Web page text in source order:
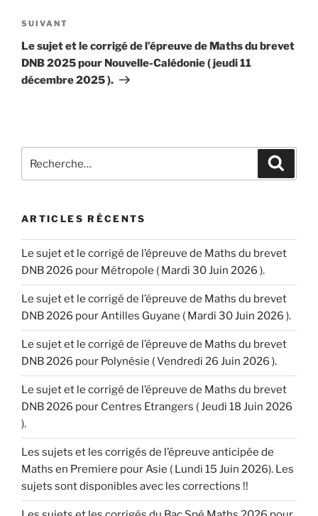
Article
suivant
SUIVANT
Le sujet et le corrigé de l’épreuve de Maths du brevet
DNB 2025 pour Nouvelle-Calédonie ( jeudi 11
décembre 2025 ).
pour
ARTICLES RÉCENTS
Le sujet et le corrigé de l’épreuve de Maths du brevet
DNB 2026 pour Métropole ( Mardi 30 Juin 2026 ).
Le sujet et le corrigé de l’épreuve de Maths du brevet
DNB 2026 pour Antilles Guyane ( Mardi 30 Juin 2026 ).
Le sujet et le corrigé de l’épreuve de Maths du brevet
DNB 2026 pour Polynésie ( Vendredi 26 Juin 2026 ).
Le sujet et le corrigé de l’épreuve de Maths du brevet
DNB 2026 pour Centres Etrangers ( Jeudi 18 Juin 2026
).
Les sujets et les corrigés de l’épreuve anticipée de
Maths en Premiere pour Asie ( Lundi 15 Juin 2026). Les
sujets sont disponibles avec les corrections !!